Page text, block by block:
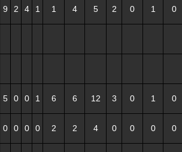
9 2 4 1 1 4 5 2 0 1 0
5 0 0 1 6 6 12 3 0 1 0
0 0 0 0 2 2 4 0 0 0 0